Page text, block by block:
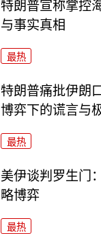
特朗普宣称掌控
与事实真相
最热
特朗普痛批伊朗
博弈下的谎言与
最热
美伊谈判罗生门
略博弈
最热